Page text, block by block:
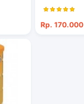
Rp. 170.000